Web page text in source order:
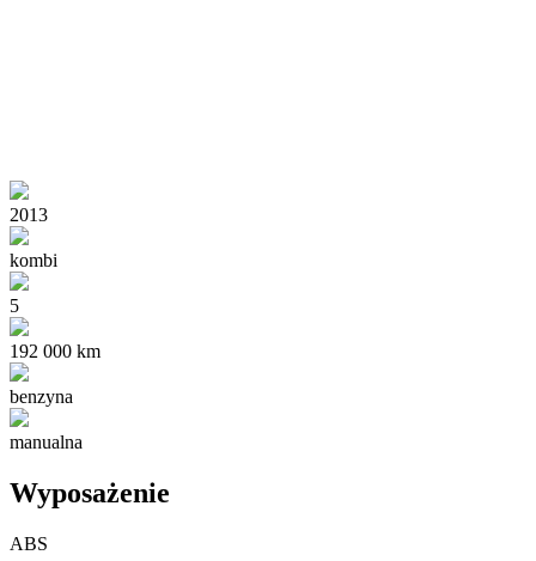
2013
kombi
5
192 000 km
benzyna
manualna
Wyposażenie
ABS